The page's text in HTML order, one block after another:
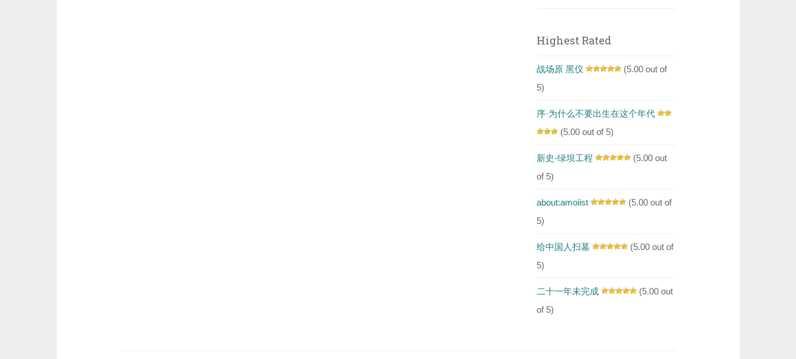
Highest Rated
战场原 黑仪
(5.00 out of
5)
序·为什么不要出生在这个年代
(5.00 out of 5)
新史-绿坝工程
(5.00 out
of 5)
about:amoiist
(5.00 out of
5)
给中国人扫墓
(5.00 out of
5)
二十一年未完成
(5.00 out
of 5)